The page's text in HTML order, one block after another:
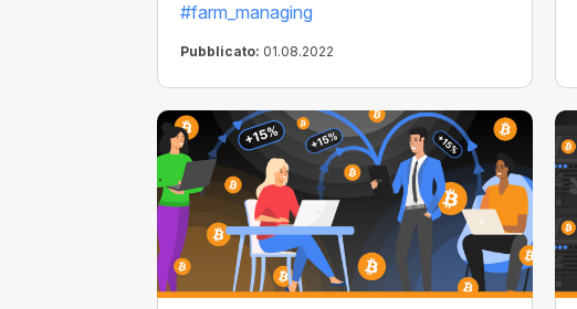
facile: invita gli amici a unirsi a CryptoTab
Farm e falli diventare i tuoi referral per
mininge riceveranno unosconto
speciale!
#farm_managing
Pubblicato: 01.08.2022